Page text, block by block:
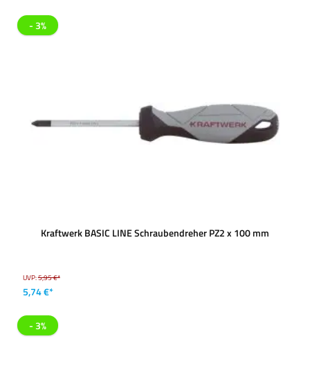
- 3%
Kraftwerk BASIC LINE Schraubendreher PZ2 x 100 mm
UVP:5,95 €*
5,74 €*
- 3%